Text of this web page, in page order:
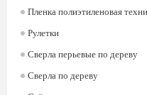
Пленка полиэтиленовая
Рулетки
Сверла перьевые по дереву
Сверла по дереву